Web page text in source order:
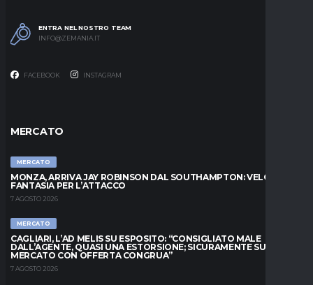
ENTRA NEL NOSTRO TEAM
INFO@ZEMANIA.IT
FACEBOOK INSTAGRAM
MERCATO
MERCATO
MONZA, ARRIVA JAY ROBINSON DAL SOUTHAMPTON: VELOCITÀ E
FANTASIA PER L’ATTACCO
7 AGOSTO 2026
MERCATO
CAGLIARI, L’AD MELIS SU ESPOSITO: “CONSIGLIATO MALE
DALL’AGENTE, QUASI UNA ESTORSIONE; SICURAMENTE SUL
MERCATO CON OFFERTA CONGRUA”
7 AGOSTO 2026